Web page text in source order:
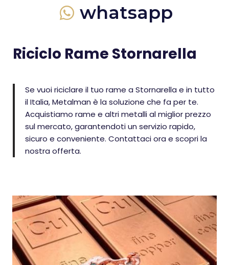
whatsapp
Riciclo Rame Stornarella
Se vuoi riciclare il tuo rame a Stornarella e in tutto
il Italia, Metalman è la soluzione che fa per te.
Acquistiamo rame e altri metalli al miglior prezzo
sul mercato, garantendoti un servizio rapido,
sicuro e conveniente. Contattaci ora e scopri la
nostra offerta.